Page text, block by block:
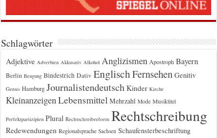
Schlagwörter
Adjektive Adverbien Akkusativ Alkohol Anglizismen Apostroph Bayern
Berlin Beugung Bindestrich Dativ EnglischFernsehen Genitiv
Genus Hamburg Journalistendeutsch Kinder Kirche
Kleinanzeigen Lebensmittel Mehrzahl Mode Musiktitel
Perfektpartizipien Plural Rechtschreibreform Rechtschreibung
Redewendungen Regionalsprache Sachsen Schaufensterbeschriftung